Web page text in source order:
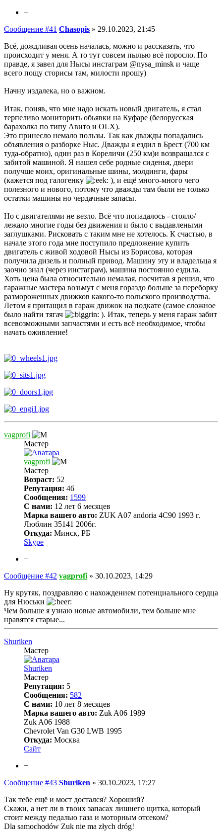
−
Сообщение #41 Chasopis » 29.10.2023, 21:45
Всё, дождливая осень началась, можно и рассказать, что
происходит у меня. А то тут совсем пылью всё поросло. По
правде, я завел для Нысы инстаграм @nysa_minsk и чаще
всего пощу сторисы там, милости прошу)
Начну издалека, но о важном.
Итак, поняв, что мне надо искать новый двигатель, я стал
терпеливо мониторить обьявки на Куфаре (белорусская
барахолка по типу Авито и OLX).
Это принесло немало пользы. Так как дважды попадались
объявления о разборке Ныс. Дважды я ездил в Брест (700 км
туда-обратно), один раз в Кореличи (250 км)и возвращался с
забитой машиной. Я нашел себе родные сиденья, двери
получше моих, оригинальные шины, молдинги, фары
(кажется под галогенку
), и ещё много-много чего
полезного и нового, потому что дважды там были не только
остатки машины но чердачные запасы.
Но с двигателями не везло. Всё что попадалось - стояло/
лежало многие годы без движения и было с выдавлеными
заглушками. Рисковать с таким мне не хотелось. К счастью, в
начале этого года мне поступило предложение купить
двигатель с живой ходовой Нысы из Борисова, которая
получила дизель и полный привод. Машину эту и владельца я
заочно знал (через инстаграм), машина постоянно ездила.
Хоть цена была относительно немалая, посчитав я решил, что
гаражные мастера возьмут с меня гораздо больше за переборку
размороженных движков какого-то польского производства.
Летом я притащил в гараж движок на подкате (самое сложное
было найти тягач
). Итак, теперь у меня гараж забит
всевозможными запчастями и есть всё необходимое, чтобы
начать оживление!
vagprofi
Мастер
vagprofi
Мастер
Возраст: 52
Репутация: 46
Сообщения: 1599
С нами: 12 лет 6 месяцев
Марка вашего авто: ZUK A07 andoria 4C90 1993 г.
Люблин 35141 2006г.
Откуда: Минск, РБ
Skype
−
Сообщение #42 vagprofi » 30.10.2023, 14:29
Ну крутяк, поздравляю с нахождением потенциального сердца
для Нюськи
Чем больше я узнаю новые автомобили, тем больше мне
нравятся старые...
Shuriken
Мастер
Shuriken
Мастер
Репутация: 5
Сообщения: 582
С нами: 10 лет 8 месяцев
Марка вашего авто: Zuk A06 1989
Zuk A06 1988
Chevrolet Van G30 LWB 1995
Откуда: Москва
Сайт
−
Сообщение #43 Shuriken » 30.10.2023, 17:27
Так тебе ещё и мост достался? Хороший?
Скажи, а нет ли в твоих запасах лишнего щитка, который
стоит между педалью газа и моторным отсеком?
Dla samochodów Zuk nie ma złych dróg!